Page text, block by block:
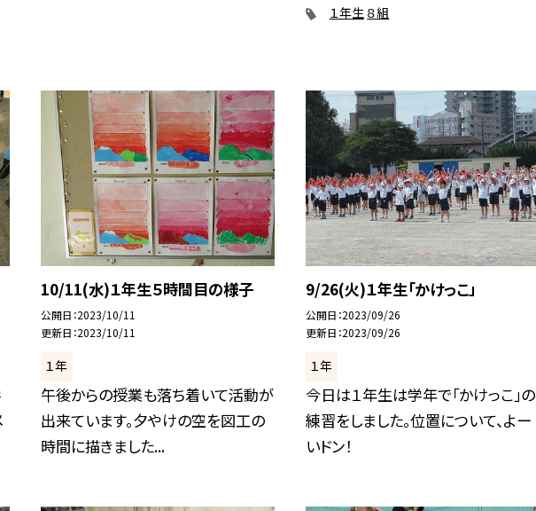
１年生 ８組
10/11(水)１年生５時間目の様子
公開日 2023/10/11
更新日 2023/10/11
１年
午後からの授業も落ち着いて活動が
出来ています。夕やけの空を図工の
時間に描きました...
9/26(火)１年生「かけっこ」
公開日 2023/09/26
更新日 2023/09/26
１年
今日は１年生は学年で「かけっこ」の
練習をしました。位置について、よー
いドン！